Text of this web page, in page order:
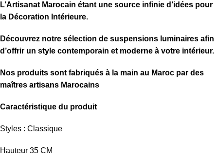
L’Artisanat Marocain étant une source infinie d’idées pour
la Décoration Intérieure.
Découvrez notre sélection de suspensions luminaires afin
d’offrir un style contemporain et moderne à votre intérieur.
Nos produits sont fabriqués à la main au Maroc par des
maîtres artisans Marocains
Caractéristique du produit
Styles : Classique
Hauteur 35 CM